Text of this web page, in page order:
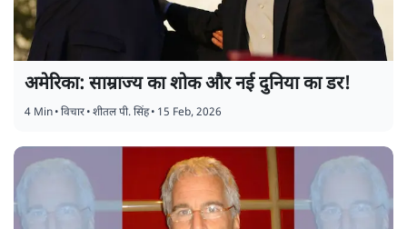
अमेरिका: साम्राज्य का शोक और नई दुनिया का डर!
4 Min•विचार•शीतल पी. सिंह• 15 Feb, 2026